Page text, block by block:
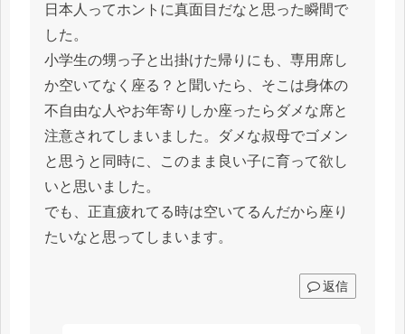
日本人ってホントに真面目だなと思った瞬間で
した。
小学生の甥っ子と出掛けた帰りにも、専用席し
か空いてなく座る？と聞いたら、そこは身体の
不自由な人やお年寄りしか座ったらダメな席と
注意されてしまいました。ダメな叔母でゴメン
と思うと同時に、このまま良い子に育って欲し
いと思いました。
でも、正直疲れてる時は空いてるんだから座り
たいなと思ってしまいます。
返信